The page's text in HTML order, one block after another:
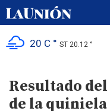
20 C ° ST 20.12 °
Resultado
de la quiniela